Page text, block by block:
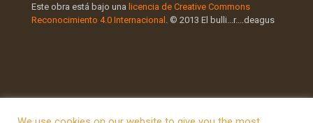
Este obra está bajo una licencia de Creative Commons
Reconocimiento 4.0 Internacional . © 2013 El bulli...r....deagus